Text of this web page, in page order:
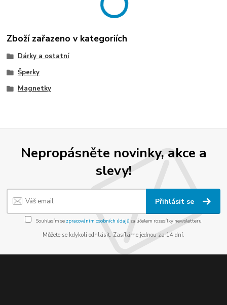
Zboží zařazeno v kategoriích
Dárky a ostatní
Šperky
Magnetky
Nepropásněte novinky, akce a
slevy!
Přihlásit se
Souhlasím se zpracováním osobních údajůza účelem rozesílky newsletteru.
Můžete se kdykoli odhlásit. Zasíláme jednou za 14 dní.